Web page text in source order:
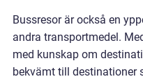
Bussresor är också en
andra transportmedel.
med kunskap om
bekvämt till destinationer